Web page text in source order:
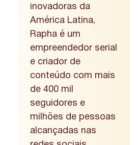
inovadoras da
América Latina,
Rapha é um
empreendedor serial
e criador de
conteúdo com mais
de 400 mil
seguidores e
milhões de pessoas
alcançadas nas